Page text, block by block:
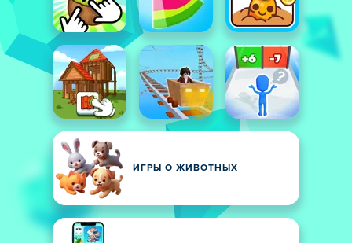
ИГРЫ О ЖИВОТНЫХ